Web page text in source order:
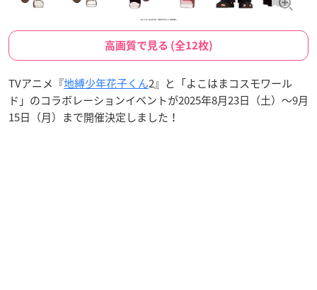
高画質で見る (全12枚)
TVアニメ『地縛少年花子くん2』と「よこはまコスモワール
ド」のコラボレーションイベントが2025年8月23日（土）〜9月
15日（月）まで開催決定しました！